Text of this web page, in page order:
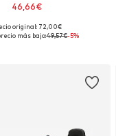
46,66€
en muchas tallas
original: 72,00€
más bajo:49,57€-5%